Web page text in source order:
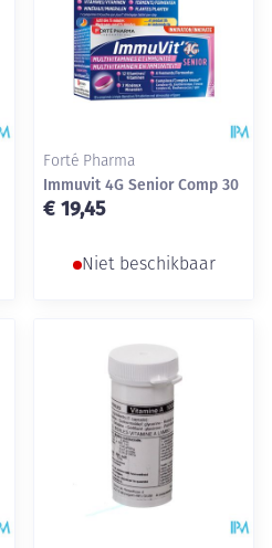
Forté Pharma
Immuvit 4G Senior Comp 30
€ 19,45
Niet beschikbaar